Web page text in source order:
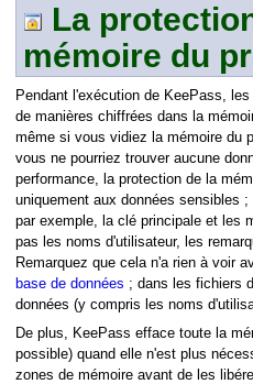
La
mémoire du
Pendant l'exécution de KeePass,
de manières chiffrées dans la
même si vous vidiez la mémoire du
vous ne pourriez trouver aucune
performance, la protection de la
uniquement aux données sensibles
par exemple, la clé principale et les
pas les noms d'utilisateur, les
Remarquez que cela n'a rien à voir
base de données ; dans les fichiers
données (y compris les noms
De plus, KeePass efface toute la
possible) quand elle n'est plus
zones de mémoire avant de les